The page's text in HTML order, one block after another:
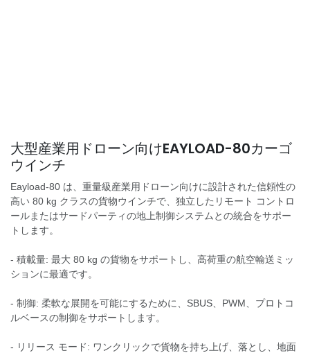
大型産業用ドローン向けEAYLOAD-80カーゴ
ウインチ
Eayload-80 は、重量級産業用ドローン向けに設計された信頼性の
高い 80 kg クラスの貨物ウインチで、独立したリモート コントロ
ールまたはサードパーティの地上制御システムとの統合をサポー
トします。
- 積載量: 最大 80 kg の貨物をサポートし、高荷重の航空輸送ミッ
ションに最適です。
- 制御: 柔軟な展開を可能にするために、SBUS、PWM、プロトコ
ルベースの制御をサポートします。
- リリース モード: ワンクリックで貨物を持ち上げ、落とし、地面